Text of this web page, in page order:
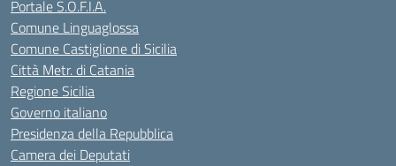
Portale S.O.F.I.A.
Comune Linguaglossa
Comune Castiglione di Sicilia
Città Metr. di Catania
Regione Sicilia
Governo italiano
Presidenza della Repubblica
Camera dei Deputati